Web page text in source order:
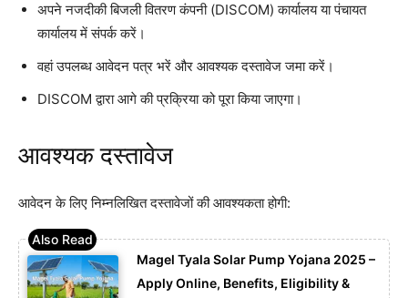
अपने नजदीकी बिजली वितरण कंपनी (DISCOM) कार्यालय या पंचायत
कार्यालय में संपर्क करें।
वहां उपलब्ध आवेदन पत्र भरें और आवश्यक दस्तावेज जमा करें।
DISCOM द्वारा आगे की प्रक्रिया को पूरा किया जाएगा।
आवश्यक दस्तावेज
आवेदन के लिए निम्नलिखित दस्तावेजों की आवश्यकता होगी:
Magel Tyala Solar Pump Yojana 2025 –
Apply Online, Benefits, Eligibility &